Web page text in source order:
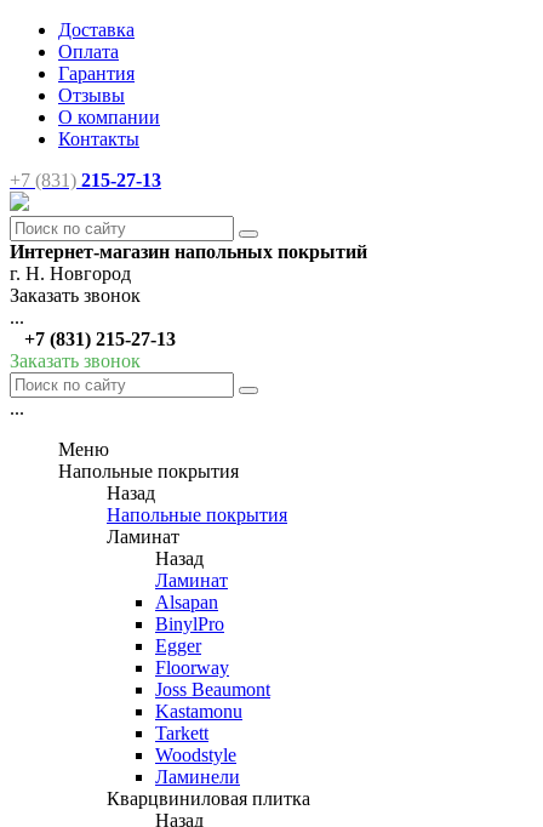
Доставка
Оплата
Гарантия
Отзывы
О компании
Контакты
+7 (831) 215-27-13
Интернет-магазин напольных покрытий
г. Н. Новгород
Заказать звонок
...
+7 (831) 215-27-13
Заказать звонок
...
Меню
Напольные покрытия
Назад
Напольные покрытия
Ламинат
Назад
Ламинат
Alsapan
BinylPro
Egger
Floorway
Joss Beaumont
Kastamonu
Tarkett
Woodstyle
Ламинели
Кварцвиниловая плитка
Назад